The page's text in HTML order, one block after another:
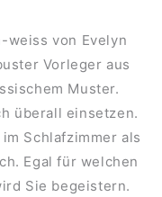
weiss von Evelyn
Vorleger aus
Muster.
überall einsetzen.
Schlafzimmer als
Egal für welchen
Sie begeistern.